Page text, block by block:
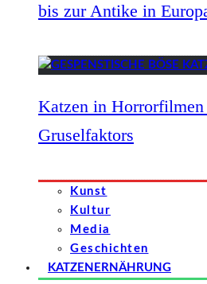
bis zur Antike in
Katzen in Horrorfilmen
Gruselfaktors
Kunst
Kultur
Media
Geschichten
KATZENERNÄHRUNG